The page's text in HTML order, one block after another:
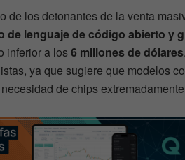
de los detonantes de la venta
de lenguaje de código abierto y
inferior a los6 millones de dólares
ya que sugiere que modelos
de chips